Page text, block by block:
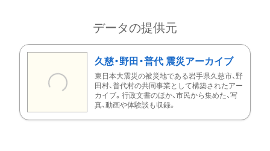
データの提供元
久慈・野田・普代 震災アーカイブ
東日本大震災の被災地である岩手県久慈市、野
田村、普代村の共同事業として構築されたアー
カイブ。行政文書のほか、市民から集めた、写
真、動画や体験談も収録。